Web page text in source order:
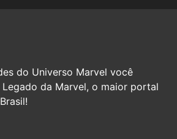
do Universo Marvel você
da Marvel, o maior portal